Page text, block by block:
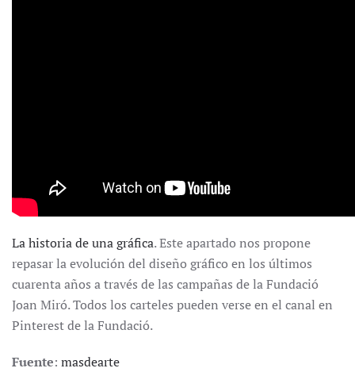
La historia de una gráfica. Este apartado nos propone
repasar la evolución del diseño gráfico en los últimos
cuarenta años a través de las campañas de la Fundació
Joan Miró. Todos los carteles pueden verse en el canal en
Pinterest de la Fundació.
Fuente: masdearte